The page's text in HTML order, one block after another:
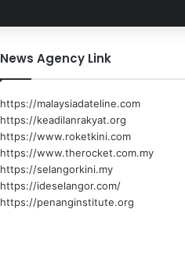
News Agency Link
https://malaysiadateline.com
https://keadilanrakyat.org
https://www.roketkini.com
https://www.therocket.com.my
https://selangorkini.my
https://ideselangor.com/
https://penanginstitute.org